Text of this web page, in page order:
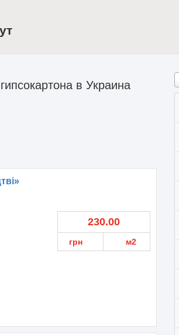
в Украина
230.00
грн м2